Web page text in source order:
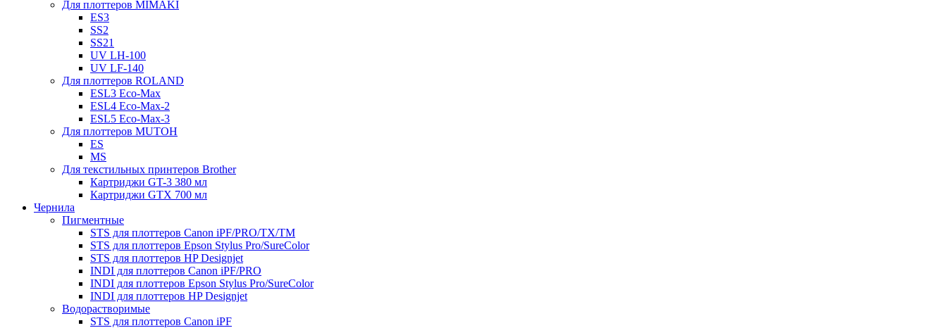
Для плоттеров MIMAKI
ES3
SS2
SS21
UV LH-100
UV LF-140
Для плоттеров ROLAND
ESL3 Eco-Max
ESL4 Eco-Max-2
ESL5 Eco-Max-3
Для плоттеров MUTOH
ES
MS
Для текстильных принтеров Brother
Картриджи GT-3 380 мл
Картриджи GTX 700 мл
Чернила
Пигментные
STS для плоттеров Canon iPF/PRO/TX/ТМ
STS для плоттеров Epson Stylus Pro/SureColor
STS для плоттеров HP Designjet
INDI для плоттеров Canon iPF/PRO
INDI для плоттеров Epson Stylus Pro/SureColor
INDI для плоттеров HP Designjet
Водорастворимые
STS для плоттеров Canon iPF